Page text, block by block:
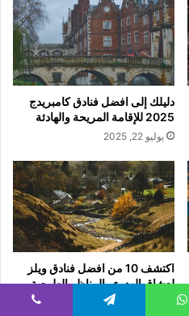
دليلك إلى افضل فنادق كامبريدج
2025 للإقامة المريحة والهادئة
يوليو 22, 2025
اكتشف 10 من افضل فنادق ويلز
لعشاق الهدوء والمناظر الطبيعية